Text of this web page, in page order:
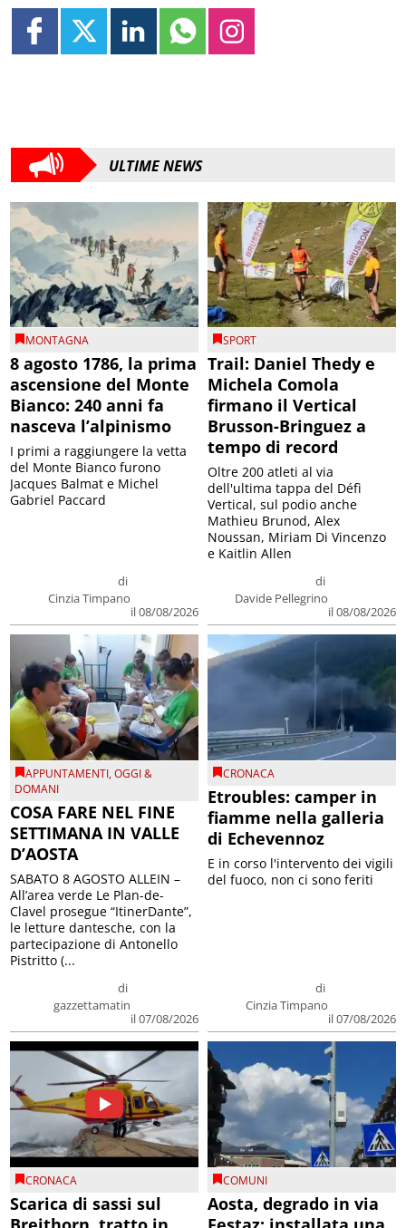
ULTIME NEWS
MONTAGNA
8 agosto 1786, la prima
ascensione del Monte
Bianco: 240 anni fa
nasceva l’alpinismo
di
Cinzia Timpano
il 08/08/2026
I primi a raggiungere la vetta
del Monte Bianco furono
Jacques Balmat e Michel
Gabriel Paccard
SPORT
Trail: Daniel Thedy e
Michela Comola
firmano il Vertical
Brusson-Bringuez a
tempo di record
di
Davide Pellegrino
il 08/08/2026
Oltre 200 atleti al via
dell'ultima tappa del Défì
Vertical, sul podio anche
Mathieu Brunod, Alex
Noussan, Miriam Di Vincenzo
e Kaitlin Allen
APPUNTAMENTI,OGGI &
DOMANI
COSA FARE NEL FINE
SETTIMANA IN VALLE
D’AOSTA
di
gazzettamatin
il 07/08/2026
SABATO 8 AGOSTO ALLEIN –
All’area verde Le Plan-de-
Clavel prosegue “ItinerDante”,
le letture dantesche, con la
partecipazione di Antonello
Pistritto (...
CRONACA
Etroubles: camper in
fiamme nella galleria
di Echevennoz
di
Cinzia Timpano
il 07/08/2026
E in corso l'intervento dei vigili
del fuoco, non ci sono feriti
CRONACA
Scarica di sassi sul
COMUNI
Aosta, degrado in via